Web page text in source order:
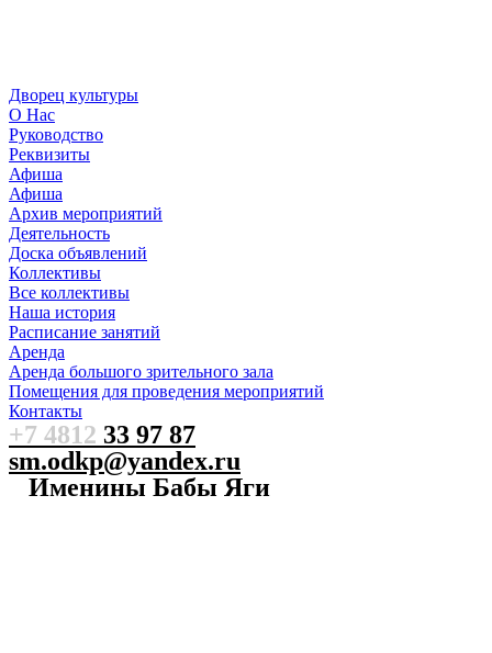
Дворец культуры
О Нас
Руководство
Реквизиты
Афиша
Афиша
Архив мероприятий
Деятельность
Доска объявлений
Коллективы
Все коллективы
Наша история
Расписание занятий
Аренда
Аренда большого зрительного зала
Помещения для проведения мероприятий
Контакты
+7 4812 33 97 87
sm.odkp@yandex.ru
Именины Бабы Яги